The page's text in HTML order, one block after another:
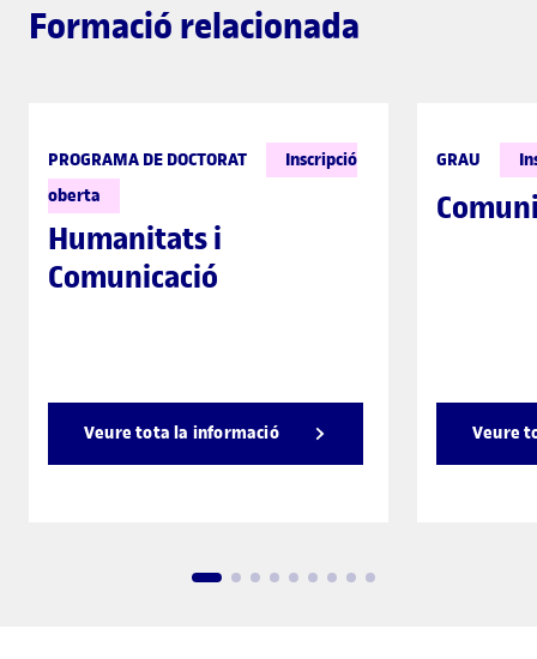
Formació relacionada
PROGRAMA DE DOCTORAT
Inscripció
oberta
Humanitats i
Comunicació
Veure tota la informació
GRAU
Veure